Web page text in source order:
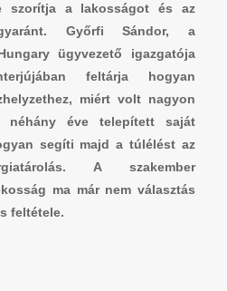
szorítja a lakosságot és az
Győrfi Sándor, a
ügyvezető igazgatója
feltárja hogyan
miért volt nagyon
néhány éve telepített saját
segíti majd a túlélést az
A szakember
ma már nem választás
feltétele.